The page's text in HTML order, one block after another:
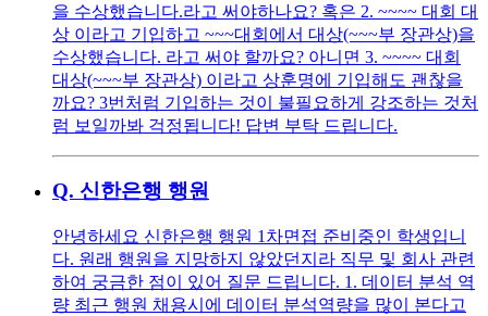
을 수상했습니다.라고 써야하나요? 혹은 2. ~~~~ 대회 대
상 이라고 기입하고 ~~~대회에서 대상(~~~부 장관상)을
수상했습니다. 라고 써야 할까요? 아니면 3. ~~~~ 대회
대상(~~~부 장관상) 이라고 상훈명에 기입해도 괜찮을
까요? 3번처럼 기입하는 것이 불필요하게 강조하는 것처
럼 보일까봐 걱정됩니다! 답변 부탁 드립니다.
Q. 신한은행 행원
안녕하세요 신한은행 행원 1차면접 준비중인 학생입니
다. 원래 행원을 지망하지 않았던지라 직무 및 회사 관련
하여 궁금한 점이 있어 질문 드립니다. 1. 데이터 분석 역
량 최근 행원 채용시에 데이터 분석역량을 많이 본다고